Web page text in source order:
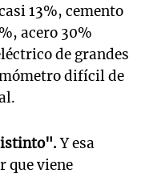
13%, cemento
acero 30%
de grandes
difícil de
Y esa
que viene